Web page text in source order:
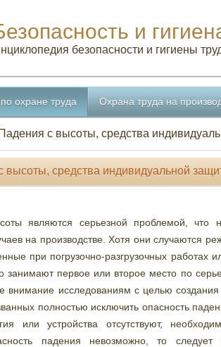
и
безопасности и гигиены
охране труда Охрана труда на
с высоты, средства
высоты, средства индивидуальной
являются серьезной проблемой, что
на производстве. Хотя они случаются
при погрузочно-разгрузочных
занимают первое или второе место по
внимание исследованиям с целью
полностью исключить опасность
или устройства отсутствуют,
падения невозможно, то следует